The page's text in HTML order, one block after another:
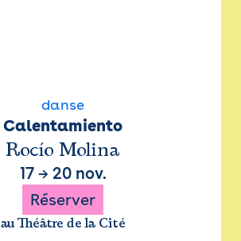
danse
Calentamiento
Rocío Molina
17→ 20 nov.
Réserver
au Théâtre de la Cité